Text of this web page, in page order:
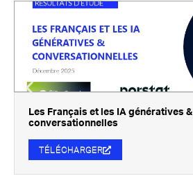
Les Français et les IA génératives &
conversationnelles
TÉLÉCHARGER